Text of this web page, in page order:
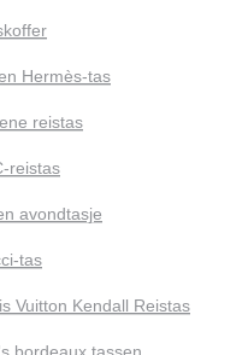
Hermès-tas
reistas
reistas
avondtasje
tas
Vuitton Kendall Reistas